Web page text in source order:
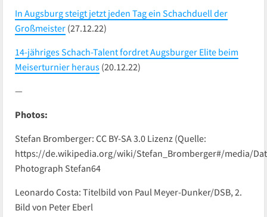
In Augsburg steigt jetzt jeden Tag ein Schachduell der
Großmeister (27.12.22)
14-jähriges Schach-Talent fordret Augsburger Elite beim
Meiserturnier heraus (20.12.22)
—
Photos:
Stefan Bromberger: CC BY-SA 3.0 Lizenz (Quelle:
https://de.wikipedia.org/wiki/Stefan_Bromberger#/media/
Photograph Stefan64
Leonardo Costa: Titelbild von Paul Meyer-Dunker/DSB, 2.
Bild von Peter Eberl